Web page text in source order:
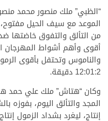
“الظبي” ملك منصور محمد
من التألق والتفوق خاضتها
أقوى وأهم أشواط المهرجان
والناموس وتحتفل بأقوى
12:01:2 دقيقة.
وكان “هتاش” ملك علي حمد
المجد والتألق اليوم، بفوزه
إنتاج، ليغرد بشداد الزمول